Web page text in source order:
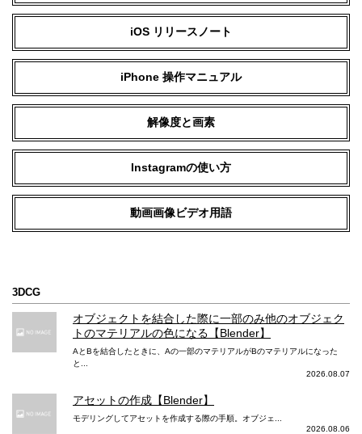
iOS リリースノート
iPhone 操作マニュアル
解像度と画素
Instagramの使い方
動画画像ビデオ用語
3DCG
オブジェクトを結合した際に一部のみ他のオブジェク
トのマテリアルの色になる【Blender】
AとBを結合したときに、Aの一部のマテリアルがBのマテリアルになった
と...
2026.08.07
アセットの作成【Blender】
モデリングしてアセットを作成する際の手順。オブジェ...
2026.08.06